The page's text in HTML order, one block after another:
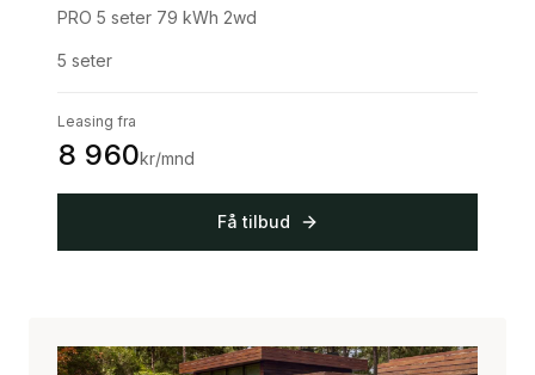
PRO 5 seter 79 kWh 2wd
5 seter
Leasing fra
8 960kr/mnd
Få tilbud